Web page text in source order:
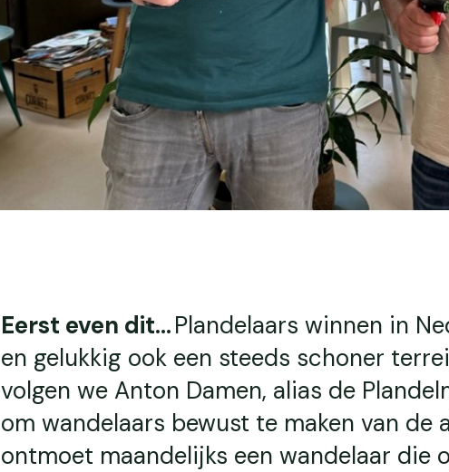
Eerst even dit...Plandelaars winnen in
en gelukkig ook een steeds schoner
volgen we Anton Damen, alias de
om wandelaars bewust te maken van de
ontmoet maandelijks een wandelaar die